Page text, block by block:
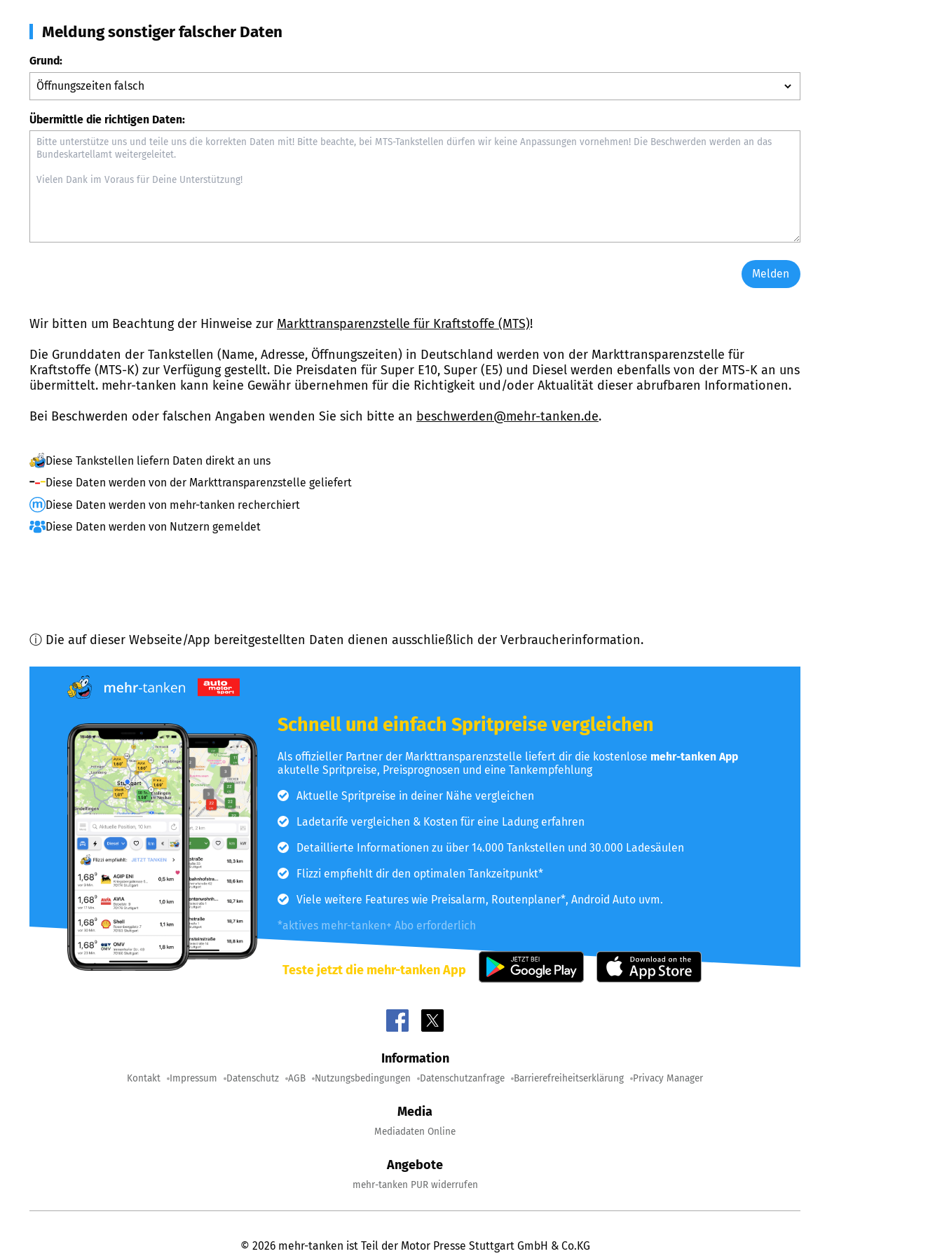
Meldung sonstiger falscher Daten
Grund:
Übermittle die richtigen Daten:
Melden
Wir bitten um Beachtung der Hinweise zur Markttransparenzstelle für Kraftstoffe (MTS)!
Die Grunddaten der Tankstellen (Name, Adresse, Öffnungszeiten) in Deutschland werden von der Markttransparenzstelle für
Kraftstoffe (MTS-K) zur Verfügung gestellt. Die Preisdaten für Super E10, Super (E5) und Diesel werden ebenfalls von der MTS-K an uns
übermittelt. mehr-tanken kann keine Gewähr übernehmen für die Richtigkeit und/oder Aktualität dieser abrufbaren Informationen.
Bei Beschwerden oder falschen Angaben wenden Sie sich bitte an beschwerden@mehr-tanken.de.
Diese Tankstellen liefern Daten direkt an uns
Diese Daten werden von der Markttransparenzstelle geliefert
Diese Daten werden von mehr-tanken recherchiert
Diese Daten werden von Nutzern gemeldet
ⓘ Die auf dieser Webseite/App bereitgestellten Daten dienen ausschließlich der Verbraucherinformation.
Schnell und einfach Spritpreise vergleichen
Als offizieller Partner der Markttransparenzstelle liefert dir die kostenlose mehr-tanken App
akutelle Spritpreise, Preisprognosen und eine Tankempfehlung
Aktuelle Spritpreise in deiner Nähe vergleichen
Ladetarife vergleichen & Kosten für eine Ladung erfahren
Detaillierte Informationen zu über 14.000 Tankstellen und 30.000 Ladesäulen
Flizzi empfiehlt dir den optimalen Tankzeitpunkt*
Viele weitere Features wie Preisalarm, Routenplaner*, Android Auto uvm.
*aktives mehr-tanken+ Abo erforderlich
Teste jetzt die mehr-tanken App
Information
Kontakt Impressum Datenschutz AGB Nutzungsbedingungen Datenschutzanfrage Barrierefreiheitserklärung Privacy Manager
Media
Mediadaten Online
Angebote
mehr-tanken PUR widerrufen
© 2026 mehr-tanken ist Teil der Motor Presse Stuttgart GmbH & Co.KG